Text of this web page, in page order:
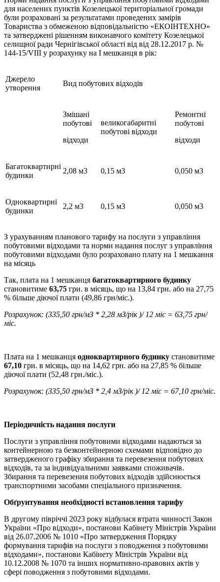
для населених пунктів Козелецької територіальної громади
були розраховані за результатами проведених замірів
Товариства з обмеженою відповідальністю «ЕКОІНТЕХНО»
та затверджені рішенням виконавчого комітету Козелецької
селищної ради Чернігівської області від від 28.12.2017 р. №
144-15/VIII у розрахунку на І мешканця в рік:
Джерело
утворення
Вид побутових відходів
Змішані
побутові
відходи
великогабаритні
побутові відходи
Ремонтні
побутові
відходи
Багатоквартирні
будинки
2,08 м3 0,15 м3 0,050 м3
Одноквартирні
будинки
2,2 м3 0,15 м3 0,050 м3
З урахуванням планового тарифу на послуги з управління
побутовими відходами та норми надання послуг з управління
побутовими відходами було розраховано плату на 1 мешкання
на місяць
Так, плата на 1 мешканця багатоквартирного будинку
становитиме 63,75 гри. в місяць, що на 13,84 грн. або на 27,75
% більше діючої плати (49,86 грн/міс.).
Розрахунок: (335,50 грн/мЗ * 2,28 мЗ/рік )/ 12 міс = 63,75 грн/
міс.
Плата на 1 мешканця одноквартирного будинку становитиме
67,10 гри. в місяць, що на 14,62 грн. або на 27,85 % більше
діючої плати (52,48 грн./міс.).
Розрахунок: (335,50 грн/мЗ * 2,4 мЗ/рік )/ 12 міс = 67,10 грн/міс.
Періодичність надання послуги
Послуги з управління побутовими відходами надаються за
контейнерною та безконтейнерною схемами відповідно до
затвердженого графіку збирання та перевезення побутових
відходів, та за індивідуальними заявками споживачів.
Збирання та перевезення побутових відходів здійснюється
транспортними засобами спеціального призначення.
Обґрунтування необхідності встановлення тарифу
В другому півріччі 2023 року відбулася втрата чинності Закон
України «Про відходи», постанови Кабінету Міністрів України
від 26.07.2006 № 1010 «Про затвердження Порядку
формування тарифів на послуги з поводження з побутовими
відходами», постанови Кабінету Міністрів України від
10.12.2008 № 1070 та інших нормативно-правових актів у
сфері поводження з побутовими відходами.